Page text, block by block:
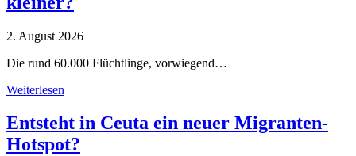
2. August 2026
Die rund 60.000 Flüchtlinge, vorwiegend…
Weiterlesen
Entsteht in Ceuta ein neuer Migranten-
Hotspot?